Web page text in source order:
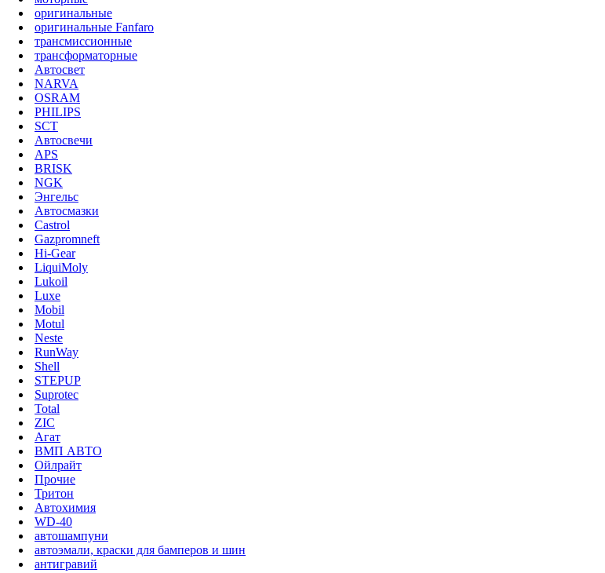
оригинальные
оригинальные Fanfaro
трансмиссионные
трансформаторные
Автосвет
NARVA
OSRAM
PHILIPS
SCT
Автосвечи
APS
BRISK
NGK
Энгельс
Автосмазки
Castrol
Gazpromneft
Hi-Gear
LiquiMoly
Lukoil
Luxe
Mobil
Motul
Neste
RunWay
Shell
STEPUP
Suprotec
Total
ZIC
Агат
ВМП АВТО
Ойлрайт
Прочие
Тритон
Автохимия
WD-40
автошампуни
автоэмали, краски для бамперов и шин
антигравий